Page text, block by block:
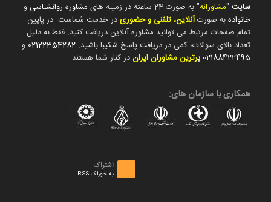
سایت"مشاورانه" به صورت 24 ساعته در زمینه های مشاوره روانشناسی و
خانوادهبه صورتآنلاین، تلفنی و حضوریدر خدمت شماست. در پایین
تمام صفحات مرتبط می توانید مشاوره آنلاین دریافت کنید. فقط به دلیل
تعداد بالای سوالات، کمی در دریافت پاسخ شکیبا باشید. 02122354282 و
02188422495 برترین مشاوران ایراندر کنار شما هستند.
همکاری با سازمان های:
اشتراک
به خوراک RSS